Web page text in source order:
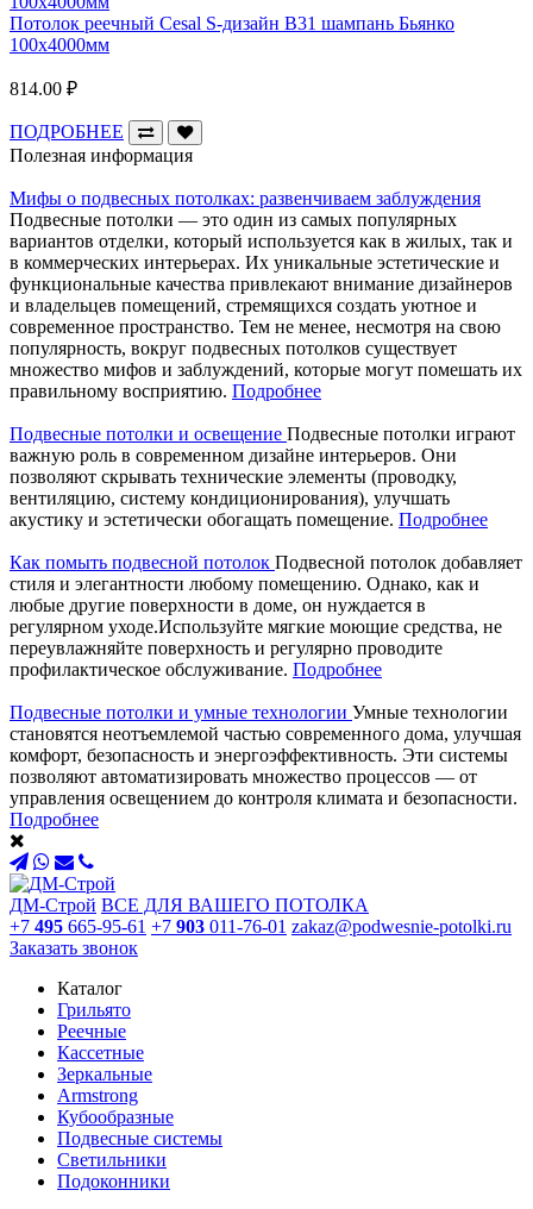
Потолок реечный Cesal S-дизайн В31 шампань Бьянко
100х4000мм
814.00 ₽
ПОДРОБНЕЕ
Полезная информация
Мифы о подвесных потолках: развенчиваем заблуждения
Подвесные потолки — это один из самых популярных
вариантов отделки, который используется как в жилых, так и
в коммерческих интерьерах. Их уникальные эстетические и
функциональные качества привлекают внимание дизайнеров
и владельцев помещений, стремящихся создать уютное и
современное пространство. Тем не менее, несмотря на свою
популярность, вокруг подвесных потолков существует
множество мифов и заблуждений, которые могут помешать их
правильному восприятию. Подробнее
Подвесные потолки и освещение Подвесные потолки играют
важную роль в современном дизайне интерьеров. Они
позволяют скрывать технические элементы (проводку,
вентиляцию, систему кондиционирования), улучшать
акустику и эстетически обогащать помещение. Подробнее
Как помыть подвесной потолок Подвесной потолок добавляет
стиля и элегантности любому помещению. Однако, как и
любые другие поверхности в доме, он нуждается в
регулярном уходе.Используйте мягкие моющие средства, не
переувлажняйте поверхность и регулярно проводите
профилактическое обслуживание. Подробнее
Подвесные потолки и умные технологии Умные технологии
становятся неотъемлемой частью современного дома, улучшая
комфорт, безопасность и энергоэффективность. Эти системы
позволяют автоматизировать множество процессов — от
управления освещением до контроля климата и безопасности.
Подробнее
ДМ-Строй ВСЕ ДЛЯ ВАШЕГО ПОТОЛКА
+7 495 665-95-61 +7 903 011-76-01 zakaz@podwesnie-potolki.ru
Заказать звонок
Каталог
Грильято
Реечные
Кассетные
Зеркальные
Armstrong
Кубообразные
Подвесные системы
Светильники
Подоконники